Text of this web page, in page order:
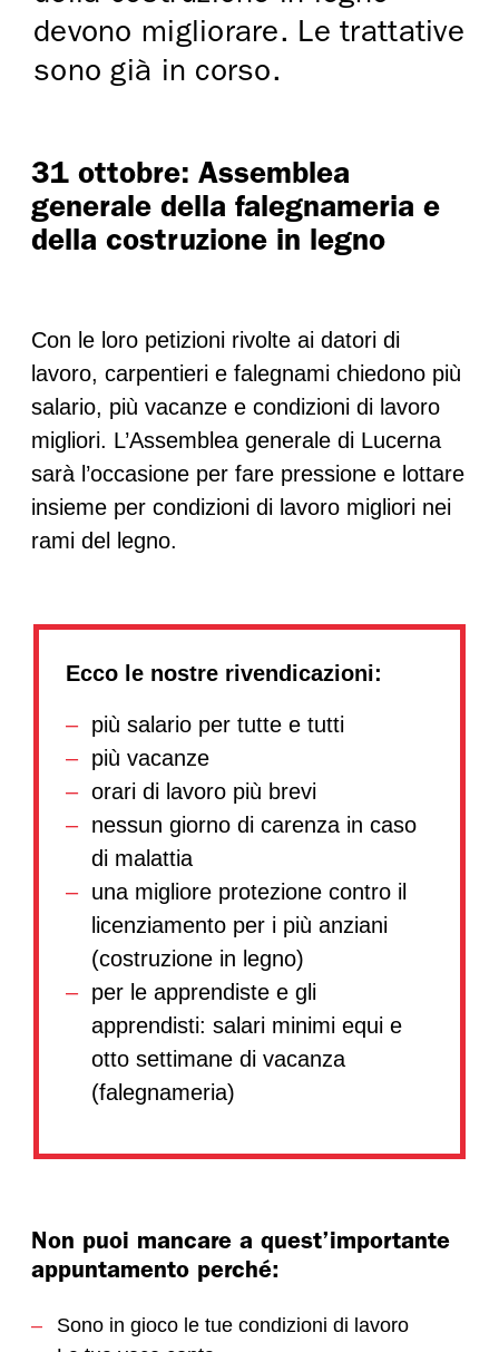
devono migliorare. Le trattative
sono già in corso.
31 ottobre: Assemblea
generale della falegnameria e
della costruzione in legno
Con le loro petizioni rivolte ai datori di
lavoro, carpentieri e falegnami chiedono più
salario, più vacanze e condizioni di lavoro
migliori. L’Assemblea generale di Lucerna
sarà l’occasione per fare pressione e lottare
insieme per condizioni di lavoro migliori nei
rami del legno.
Ecco le nostre rivendicazioni:
più salario per tutte e tutti
più vacanze
orari di lavoro più brevi
nessun giorno di carenza in caso
di malattia
una migliore protezione contro il
licenziamento per i più anziani
(costruzione in legno)
per le apprendiste e gli
apprendisti: salari minimi equi e
otto settimane di vacanza
(falegnameria)
Non puoi mancare a quest’importante
appuntamento perché:
Sono in gioco le tue condizioni di lavoro